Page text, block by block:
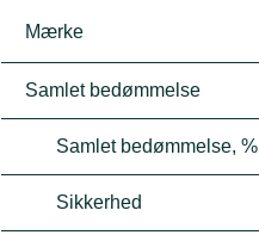
Mærke
Samlet bedømmelse
Samlet bedømmelse, %
Sikkerhed